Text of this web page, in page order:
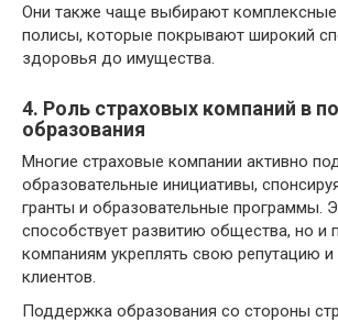
Они также чаще выбирают комплексные
полисы, которые покрывают широкий
здоровья до имущества.
4. Роль страховых компаний в
образования
Многие страховые компании активно
образовательные инициативы,
гранты и образовательные программы.
способствует развитию общества, но и
компаниям укреплять свою репутацию
клиентов.
Поддержка образования со стороны